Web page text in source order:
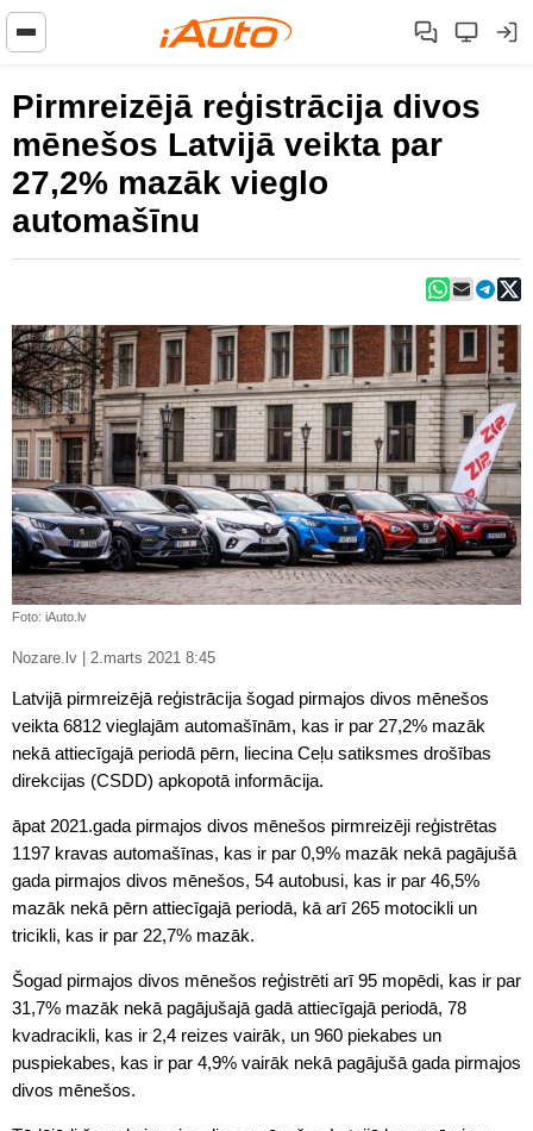
Pirmreizējā reģistrācija divos
mēnešos Latvijā veikta par
27,2% mazāk vieglo
automašīnu
Foto: iAuto.lv
Nozare.lv | 2.marts 2021 8:45
Latvijā pirmreizējā reģistrācija šogad pirmajos divos mēnešos
veikta 6812 vieglajām automašīnām, kas ir par 27,2% mazāk
nekā attiecīgajā periodā pērn, liecina Ceļu satiksmes drošības
direkcijas (CSDD) apkopotā informācija.
āpat 2021.gada pirmajos divos mēnešos pirmreizēji reģistrētas
1197 kravas automašīnas, kas ir par 0,9% mazāk nekā pagājušā
gada pirmajos divos mēnešos, 54 autobusi, kas ir par 46,5%
mazāk nekā pērn attiecīgajā periodā, kā arī 265 motocikli un
tricikli, kas ir par 22,7% mazāk.
Šogad pirmajos divos mēnešos reģistrēti arī 95 mopēdi, kas ir par
31,7% mazāk nekā pagājušajā gadā attiecīgajā periodā, 78
kvadracikli, kas ir 2,4 reizes vairāk, un 960 piekabes un
puspiekabes, kas ir par 4,9% vairāk nekā pagājušā gada pirmajos
divos mēnešos.